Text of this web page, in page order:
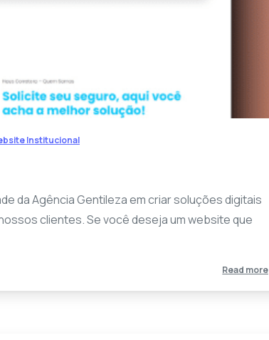
Institucional
da Agência Gentileza em criar soluções digitais
clientes. Se você deseja um website que
Read more